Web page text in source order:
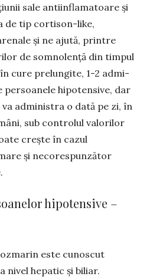
sale antiinflamatoare și
de tip cortison-like,
și ne ajută, printre
de somnolență din timpul
cure prelun­gite, 1-2 admi­
per­soanele hipotensive, dar
administra o dată pe zi, în
sub con­tro­lul valorilor
crește în cazul
și necores­pun­zător
hipotensive –
este cunos­cut
nivel hepatic și biliar.